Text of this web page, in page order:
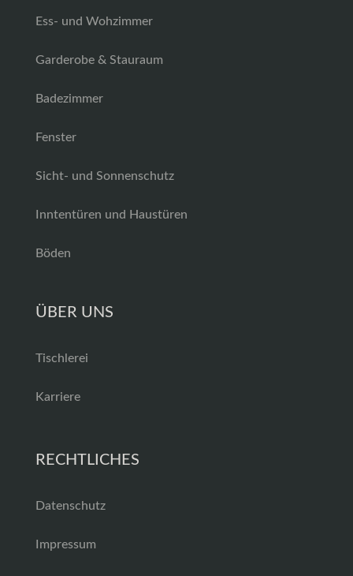
Ess- und Wohzimmer
Garderobe & Stauraum
Badezimmer
Fenster
Sicht- und Sonnenschutz
Inntentüren und Haustüren
Böden
ÜBER UNS
Tischlerei
Karriere
RECHTLICHES
Datenschutz
Impressum